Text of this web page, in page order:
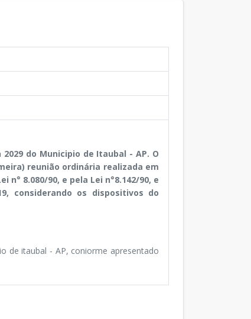
do Municipio de Itaubal - AP. O
reunião ordinária realizada em
8.080/90, e pela Lei n°8.142/90, e
considerando os dispositivos do
de itaubal - AP, coniorme apresentado